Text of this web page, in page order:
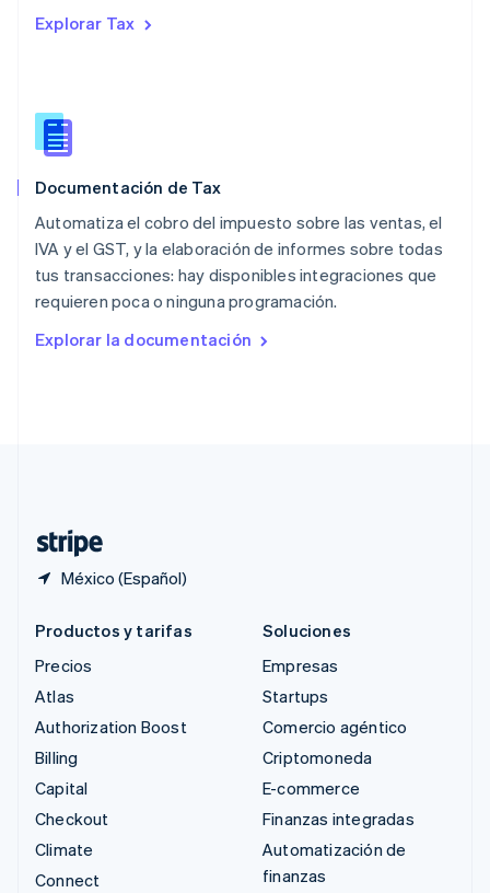
Explorar Tax
Documentación de Tax
Automatiza el cobro del impuesto sobre las ventas, el
IVA y el GST, y la elaboración de informes sobre todas
tus transacciones: hay disponibles integraciones que
requieren poca o ninguna programación.
Explorar la documentación
México (Español)
Nueva Zelandia
English
English
Portugal
RAE de Hong Kong, China
English简体中文
Reino Unido
English
República Checa
English
English
Productos y tarifas
Precios
Atlas
Authorization Boost
Billing
Capital
Checkout
Climate
Connect
Soluciones
Empresas
Startups
Comercio agéntico
Criptomoneda
E-commerce
Finanzas integradas
Automatización de
finanzas